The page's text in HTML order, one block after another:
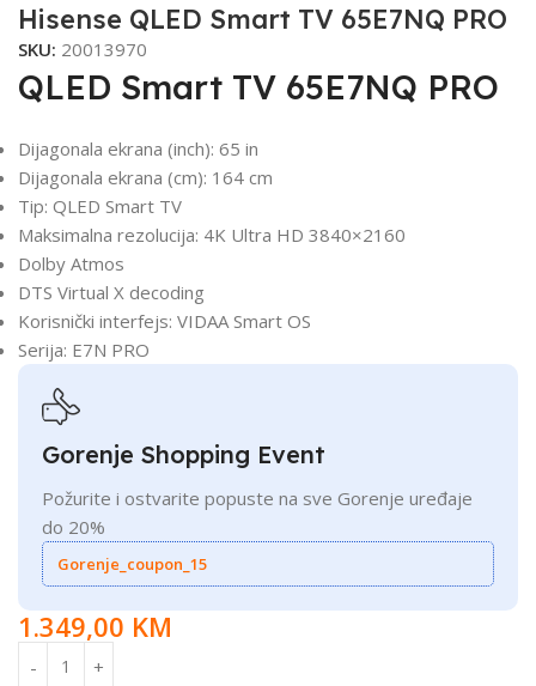
Hisense QLED Smart TV 65E7NQ PRO
SKU: 20013970
QLED Smart TV 65E7NQ PRO
Dijagonala ekrana (inch): 65 in
Dijagonala ekrana (cm): 164 cm
Tip: QLED Smart TV
Maksimalna rezolucija: 4K Ultra HD 3840×2160
Dolby Atmos
DTS Virtual X decoding
Korisnički interfejs: VIDAA Smart OS
Serija: E7N PRO
Gorenje Shopping Event
Požurite i ostvarite popuste na sve Gorenje uređaje
do 20%
Gorenje_coupon_15
1.349,00 KM